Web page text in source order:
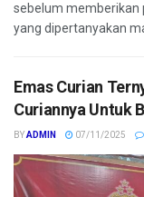
sebelum memberikan
yang dipertanyakan
Emas Curian
Curiannya Untuk
BYADMIN 07/11/2025